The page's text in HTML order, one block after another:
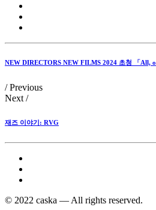
NEW DIRECTORS NEW FILMS 2024 초청 「All,
/ Previous
Next /
재즈 이야기: RVG
© 2022 caska — All rights reserved.